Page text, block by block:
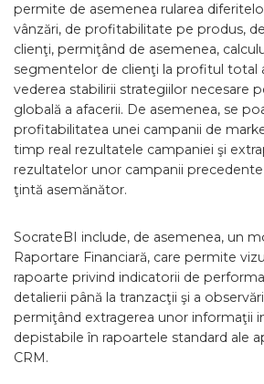
permite de asemenea rularea
vânzări, de profitabilitate pe produs,
clienţi, permiţând de asemenea,
segmentelor de clienţi la profitul total
vederea stabilirii strategiilor necesare
globală a afacerii. De asemenea, se
profitabilitatea unei campanii de
timp real rezultatele campaniei şi
rezultatelor unor campanii
ţintă asemănător.
SocrateBI include, de asemenea, un
Raportare Financiară, care permite
rapoarte privind indicatorii de
detalierii până la tranzacţii şi a
permiţând extragerea unor informaţii
depistabile în rapoartele standard ale
CRM.